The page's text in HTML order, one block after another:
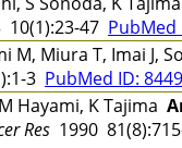
10(1):23-47 PubMed
M, Miura T, Imai J,
3 PubMed ID:
Hayami, K Tajima
Res 1990